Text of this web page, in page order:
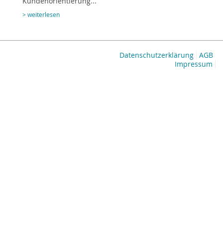
> weiterlesen
AGB
Datenschutzerklärung
Impressum